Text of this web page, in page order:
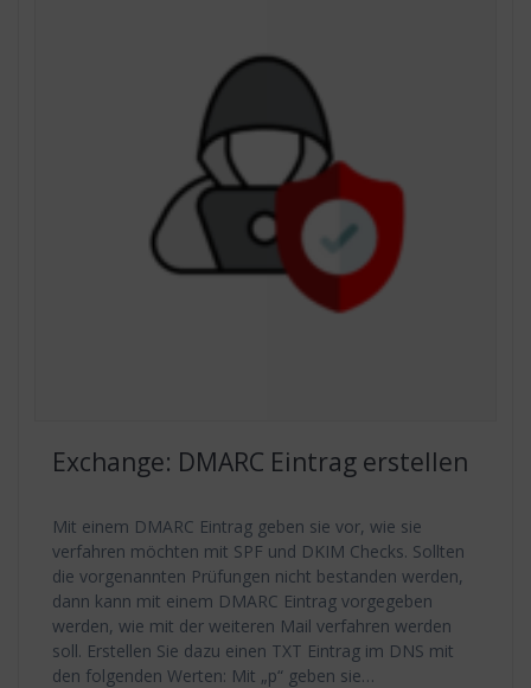
Exchange: DMARC Eintrag erstellen
Mit einem DMARC Eintrag geben sie vor, wie sie
verfahren möchten mit SPF und DKIM Checks. Sollten
die vorgenannten Prüfungen nicht bestanden werden,
dann kann mit einem DMARC Eintrag vorgegeben
werden, wie mit der weiteren Mail verfahren werden
soll. Erstellen Sie dazu einen TXT Eintrag im DNS mit
den folgenden Werten: Mit „p“ geben sie…